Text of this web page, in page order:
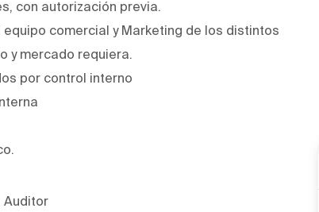
con autorización previa.
comercial y Marketing de los distintos
y mercado requiera.
por control interno
Auditor